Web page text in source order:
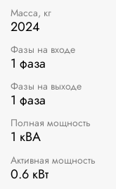
Масса, кг
2024
Фазы на входе
1 фаза
Фазы на выходе
1 фаза
Полная мощность
1 кВА
Активная мощность
0.6 кВт